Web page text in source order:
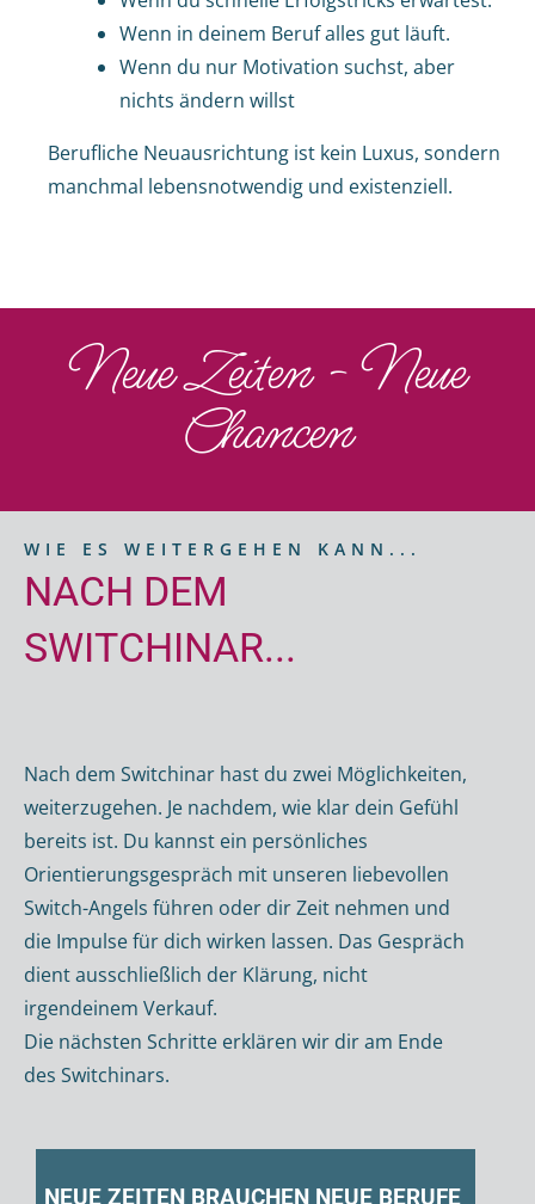
Wenn in deinem Beruf alles gut läuft.
Wenn du nur Motivation suchst, aber
nichts ändern willst
Berufliche Neuausrichtung ist kein Luxus, sondern
manchmal lebensnotwendig und existenziell.
Neue Zeiten - Neue
Chancen
WIE ES WEITERGEHEN KANN...
NACH DEM
SWITCHINAR...
Nach dem Switchinar hast du zwei Möglichkeiten,
weiterzugehen. Je nachdem, wie klar dein Gefühl
bereits ist. Du kannst ein persönliches
Orientierungsgespräch mit unseren liebevollen
Switch-Angels führen oder dir Zeit nehmen und
die Impulse für dich wirken lassen. Das Gespräch
dient ausschließlich der Klärung, nicht
irgendeinem Verkauf.
Die nächsten Schritte erklären wir dir am Ende
des Switchinars.
NEUE ZEITEN BRAUCHEN NEUE BERUFE